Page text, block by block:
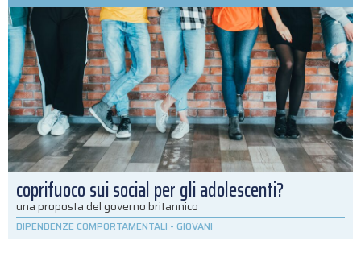
coprifuoco sui social per gli adolescenti?
una proposta del governo britannico
DIPENDENZE COMPORTAMENTALI - GIOVANI